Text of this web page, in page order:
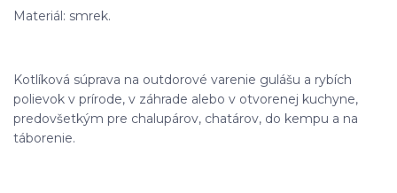
Materiál: smrek.
Kotlíková súprava na outdorové varenie gulášu a rybích
polievok v prírode, v záhrade alebo v otvorenej kuchyne,
predovšetkým pre chalupárov, chatárov, do kempu a na
táborenie.